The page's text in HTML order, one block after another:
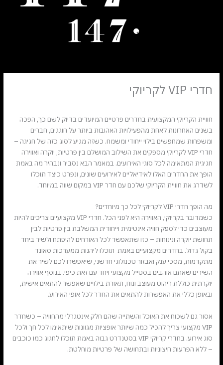
חדרי VIP לקריוקי
חוויית הקריוקי המקצועית בחדרים פרטיים המיועדים בדיוק לשם כך, הפכה
בשנים האחרונות לאחת מהפעילויות האהובות ביותר על חוגגים, חברים
ומשפחות שמחפשים בילוי ייחודי ומשמח. כשזה מגיע לסוג כזה של חגיגה –
חדרי VIP לקריוקי מספקים את השילוב המושלם בין פרטיות, יוקרה ואווירה
חגיגית המתאימה לכל סוגי האירועים. במאמר הבא נסביר ונבהיר מה באמת
הופך את החדרים האלו לאידיאליים לאירועים שונים, ונפרט כיצד תוכלו
לשדרג את חוויית הקריוקי שלכם עם חדר VIP במקום שווה במיוחד.
מה הופך חדרי VIP לקריוקי לכל כך מיוחדים?
כשמדובר בקריוקי, האווירה היא לפני הכל. חדרי VIP מקצועיים צריכים להיות
מעוצבים כדי לספק חוויה אינטימית וייחודית המשלבת בין פרטיות לבין
תחושת יוקרה ונינוחות – כזו שתאפשר לכל האורחים להיפתח ולשיר ביחד
בקול גדול. בחדרים מקצועיים באמת תוכלו ליהנות ממערכות סאונד
מתקדמות, מסכי ענק ואבזור טכנולוגי חדשני, שיאפשרו לכם לשיר את
השירים שאתם אוהבים בסטייל מקצועי ויחד עם זאת כיפי. בנוסף אווירה
יוקרתית כוללת ריהוט מעוצב ונוח, תאורת בילויים שאפשר להתאים אישית,
ובאופן כללי את האפשרות להתאים את החדר לכל אופי האירוע.
אסור גם לשכוח את האוכל והשתייה שהם חלק אינטגרלי מהחוויה – כשחדר
VIP מקצועי צריך להכיל כמה שיותר אופציות מגוונות שיתאימו לכל חך ולכל
סוג אירוע. בחדרי קריוקי VIP בסטנדרט גבוה באמת תוכלו לחגוג כמו כוכבים
– ללא הפרעות חיצוניות ובתחושה של פרטיות מוחלטת.